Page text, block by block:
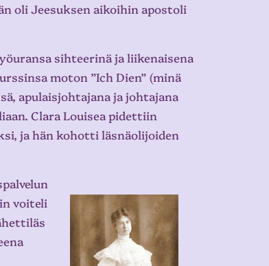
oli Jeesuksen aikoihin apostoli
sihteerinä ja liikenaisena
moton ”Ich Dien” (minä
apulaisjohtajana ja johtajana
Clara Louisea pidettiin
ja hän kohotti läsnäolijoiden
voiteli